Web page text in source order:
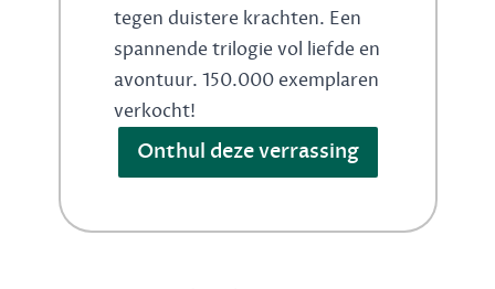
tegen duistere krachten. Een
spannende trilogie vol liefde en
avontuur. 150.000 exemplaren
verkocht!
Onthul deze verrassing